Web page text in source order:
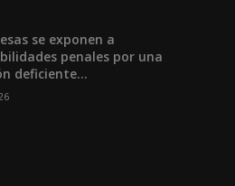
se exponen a
penales por una
deficiente...